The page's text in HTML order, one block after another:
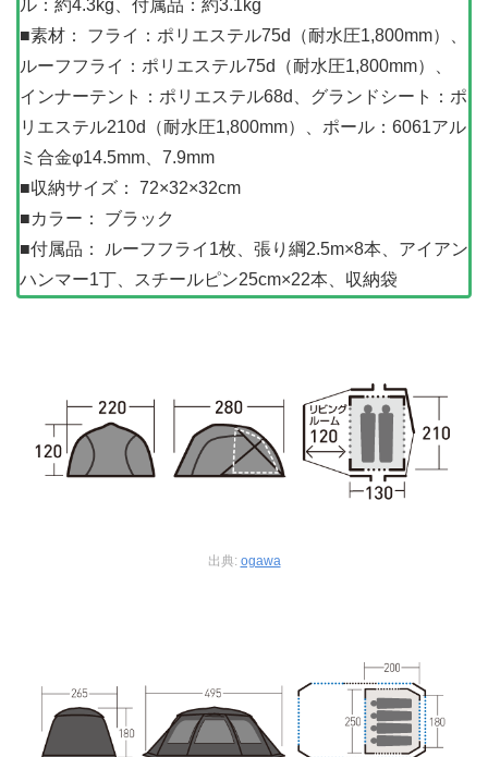
ル：約4.3kg、付属品：約3.1kg
■素材： フライ：ポリエステル75d（耐水圧1,800mm）、
ルーフフライ：ポリエステル75d（耐水圧1,800mm）、
インナーテント：ポリエステル68d、グランドシート：ポ
リエステル210d（耐水圧1,800mm）、ポール：6061アル
ミ合金φ14.5mm、7.9mm
■収納サイズ： 72×32×32cm
■カラー： ブラック
■付属品： ルーフフライ1枚、張り綱2.5m×8本、アイアン
ハンマー1丁、スチールピン25cm×22本、収納袋
出典: ogawa